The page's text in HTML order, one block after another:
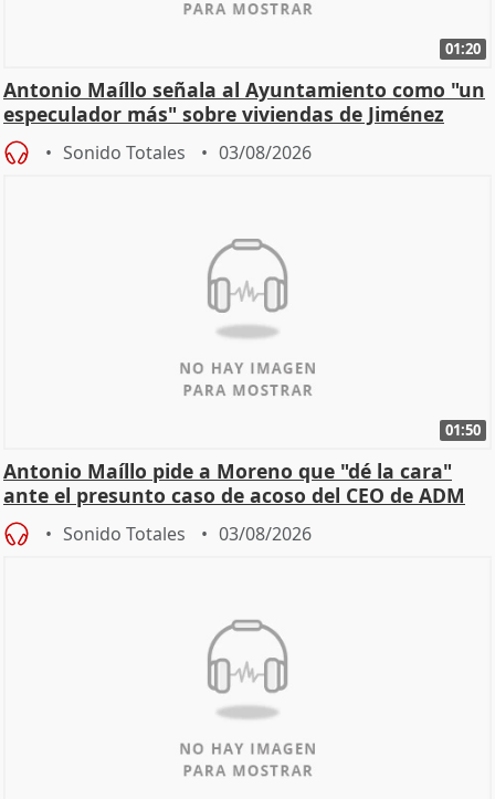
01:20
Antonio Maíllo señala al Ayuntamiento como "un
especulador más" sobre viviendas de Jiménez
Becerril
Sonido Totales 03/08/2026
01:50
Antonio Maíllo pide a Moreno que "dé la cara"
ante el presunto caso de acoso del CEO de ADM
Sonido Totales 03/08/2026